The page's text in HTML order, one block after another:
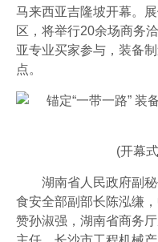
马来西亚吉隆坡开幕。
区，将举行20余场商务
亚专业买家参与，装备
点。
(开幕
湖南省人民政府副秘
食安全部副部长陈泓缣
赞孙淑强，湖南省商务